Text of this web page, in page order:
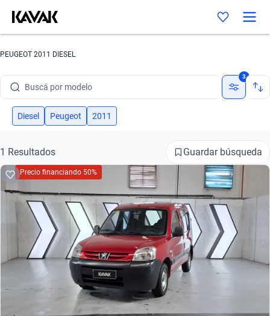
PEUGEOT 2011 DIESEL
Buscá por modelo
Buscá por versión
Buscá por marca
Buscá por modelo
Buscá por versión
Buscá por año
3
Diesel Peugeot 2011
1 Resultados Guardar búsqueda
Precio financiando 50%